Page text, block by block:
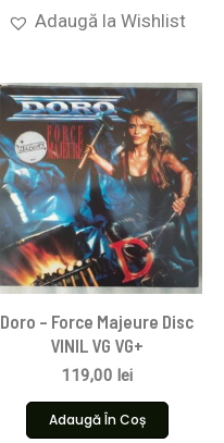
Adaugă la Wishlist
Doro – Force Majeure Disc
VINIL VG VG+
119,00 lei
Adaugă În Coș